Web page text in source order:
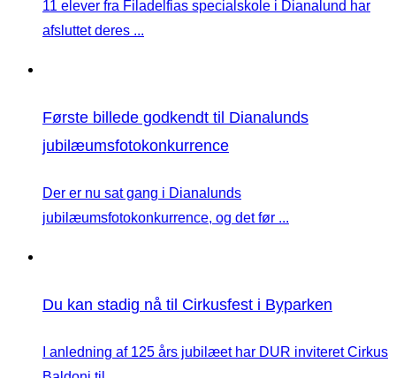
11 elever fra Filadelfias specialskole i Dianalund har
afsluttet deres ...
Første billede godkendt til Dianalunds
jubilæumsfotokonkurrence
Der er nu sat gang i Dianalunds
jubilæumsfotokonkurrence, og det før ...
Du kan stadig nå til Cirkusfest i Byparken
I anledning af 125 års jubilæet har DUR inviteret Cirkus